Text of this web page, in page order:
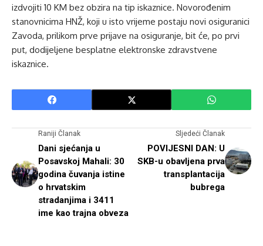
izdvojiti 10 KM bez obzira na tip iskaznice. Novorođenim
stanovnicima HNŽ, koji u isto vrijeme postaju novi osiguranici
Zavoda, prilikom prve prijave na osiguranje, bit će, po prvi
put, dodijeljene besplatne elektronske zdravstvene
iskaznice.
Raniji Članak
Dani sjećanja u
Posavskoj Mahali: 30
godina čuvanja istine
o hrvatskim
stradanjima i 3411
ime kao trajna obveza
Sljedeći Članak
POVIJESNI DAN: U
SKB-u obavljena prva
transplantacija
bubrega